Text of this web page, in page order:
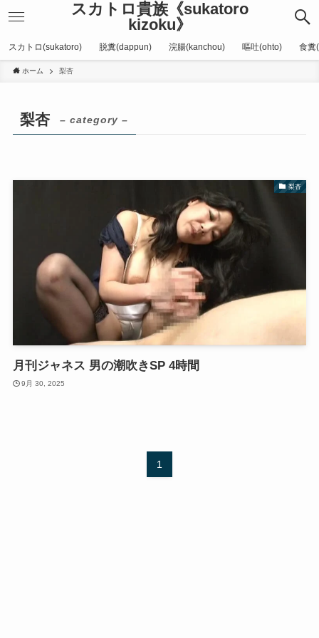
スカトロ貴族《sukatoro
kizoku》
スカトロ(sukatoro) 脱糞(dappun) 浣腸(kanchou) 嘔吐(ohto) 食糞
ホーム 梨杏
梨杏 – category –
梨杏
月刊ジャネス 男の潮吹きSP 4時間
9月 30, 2025
1